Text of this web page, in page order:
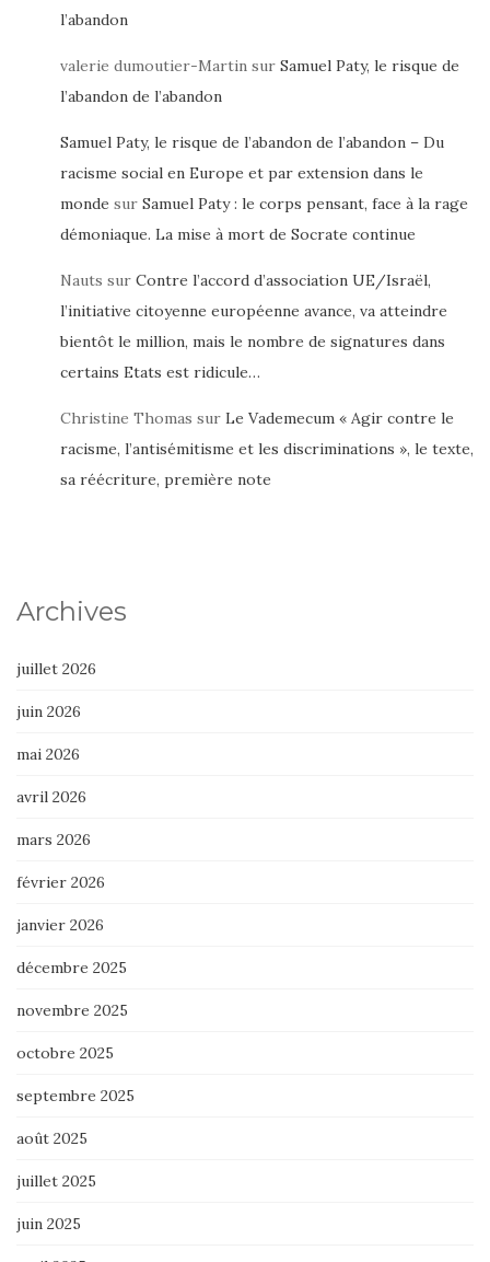
l’abandon
valerie dumoutier-Martin sur Samuel Paty, le risque de
l’abandon de l’abandon
Samuel Paty, le risque de l’abandon de l’abandon – Du
racisme social en Europe et par extension dans le
monde sur Samuel Paty : le corps pensant, face à la rage
démoniaque. La mise à mort de Socrate continue
Nauts sur Contre l’accord d’association UE/Israël,
l’initiative citoyenne européenne avance, va atteindre
bientôt le million, mais le nombre de signatures dans
certains Etats est ridicule…
Christine Thomas sur Le Vademecum « Agir contre le
racisme, l’antisémitisme et les discriminations », le texte,
sa réécriture, première note
Archives
juillet 2026
juin 2026
mai 2026
avril 2026
mars 2026
février 2026
janvier 2026
décembre 2025
novembre 2025
octobre 2025
septembre 2025
août 2025
juillet 2025
juin 2025